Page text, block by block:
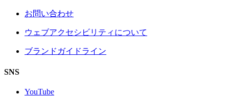
お問い合わせ
ウェブアクセシビリティについて
ブランドガイドライン
SNS
YouTube